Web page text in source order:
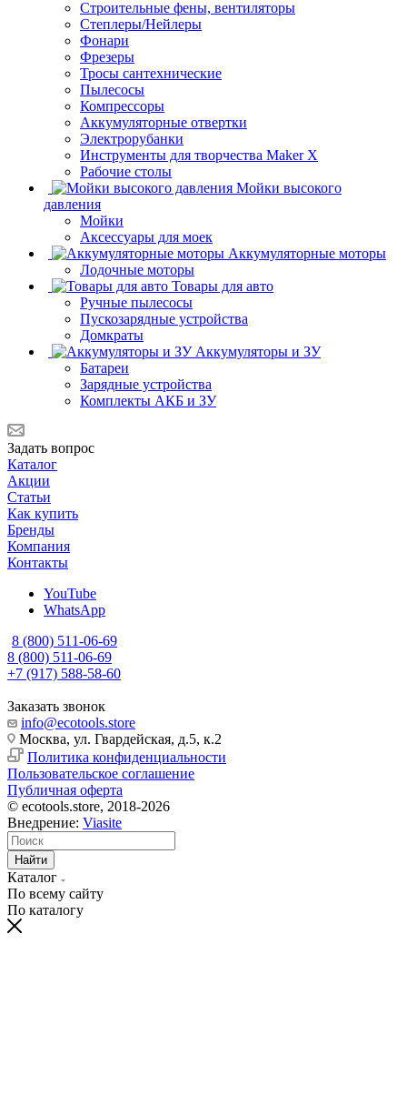
Строительные фены, вентиляторы
Степлеры/Нейлеры
Фонари
Фрезеры
Тросы сантехнические
Пылесосы
Компрессоры
Аккумуляторные отвертки
Электрорубанки
Инструменты для творчества Maker X
Рабочие столы
Мойки высокого
давления
Мойки
Аксессуары для моек
Аккумуляторные моторы
Лодочные моторы
Товары для авто
Ручные пылесосы
Пускозарядные устройства
Домкраты
Аккумуляторы и ЗУ
Батареи
Зарядные устройства
Комплекты АКБ и ЗУ
Задать вопрос
Каталог
Акции
Статьи
Как купить
Бренды
Компания
Контакты
YouTube
WhatsApp
8 (800) 511-06-69
8 (800) 511-06-69
+7 (917) 588-58-60
Заказать звонок
info@ecotools.store
Москва, ул. Гвардейская, д.5, к.2
Политика конфиденциальности
Пользовательское соглашение
Публичная оферта
© ecotools.store, 2018-2026
Внедрение: Viasite
Найти
Каталог
По всему сайту
По каталогу